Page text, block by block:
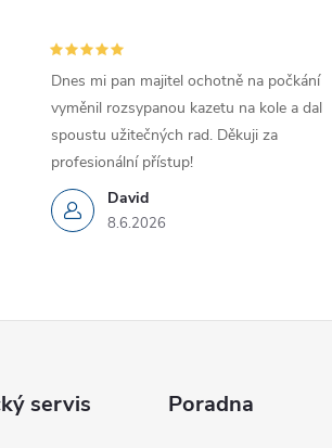
David
8.6.2026
Dnes mi pan majitel ochotně na počkání
vyměnil rozsypanou kazetu na kole a dal
spoustu užitečných rad. Děkuji za
profesionální přístup!
servis Poradna